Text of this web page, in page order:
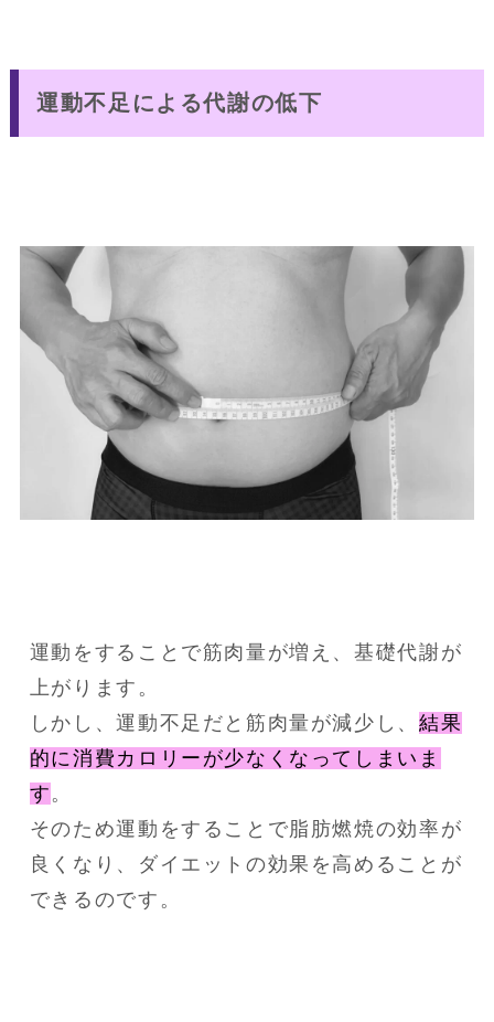
運動不足による代謝の低下
運動をすることで筋肉量が増え、基礎代謝が
上がります。
しかし、運動不足だと筋肉量が減少し、 結果
的に消費カロリーが少なくなってしまいま
す。
そのため運動をすることで脂肪燃焼の効率が
良くなり、ダイエットの効果を高めることが
できるのです。